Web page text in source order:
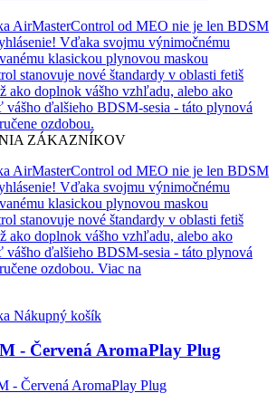
AirMasterControl od MEO nie je len BDSM
Vďaka svojmu výnimočnému
klasickou plynovou maskou
stanovuje nové štandardy v oblasti fetiš
ako doplnok vášho vzhľadu, alebo ako
vášho ďalšieho BDSM-sesia - táto plynová
ozdobou.
ZÁKAZNÍKOV
AirMasterControl od MEO nie je len BDSM
Vďaka svojmu výnimočnému
klasickou plynovou maskou
stanovuje nové štandardy v oblasti fetiš
ako doplnok vášho vzhľadu, alebo ako
vášho ďalšieho BDSM-sesia - táto plynová
ozdobou. Viac na
Nákupný košík
- Červená AromaPlay Plug